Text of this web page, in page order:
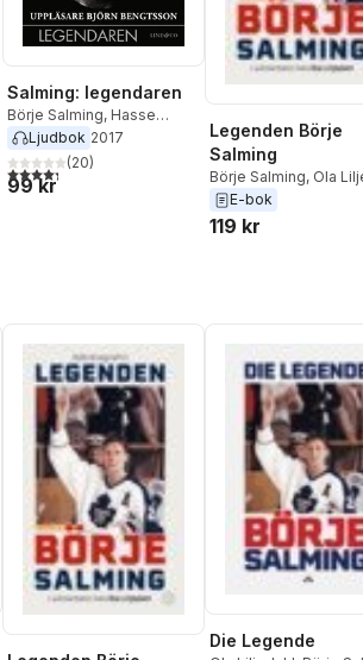
röster:
Salming: legendaren
Börje Salming, Hasse
Andersson
Ljudbok 2017
4,3utav 5 stjärnor. Totalt antal röster:
(20)
99 kr
Legenden Börje
Salming
Börje Salming, Ola
E-bok
119 kr
Die Legende